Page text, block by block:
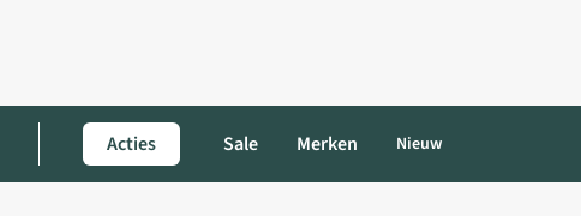
Acties Sale Merken Nieuw